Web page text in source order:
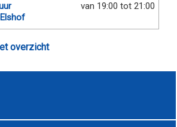
van 19:00 tot 21:00
overzicht